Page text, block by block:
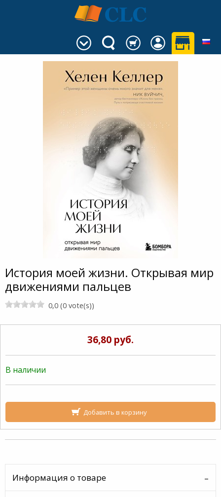
История моей жизни. Открывая мир
движениями пальцев
0,0 (0 vote(s))
36,80 руб.
В наличии
Добавить в корзину
Информация о товаре